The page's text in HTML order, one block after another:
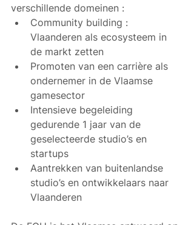
verschillende domeinen :
Community building :
Vlaanderen als ecosysteem in
de markt zetten
Promoten van een carrière als
ondernemer in de Vlaamse
gamesector
Intensieve begeleiding
gedurende 1 jaar van de
geselecteerde studio’s en
startups
Aantrekken van buitenlandse
studio’s en ontwikkelaars naar
Vlaanderen